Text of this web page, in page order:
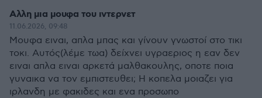
Αλλη μια μουφα του ιντερνετ
11.06.2026, 09:48
Μουφα ειναι, απλα μπας και γίνουν γνωστοί στο τικι
τοκι. Αυτός(λέμε τωα) δείχνει υγραεριος η εαν δεν
ειναι απλα ειναι αρκετά μαλθακουλης, οποτε ποια
γυναικα να τον εμπιστευθει; Η κοπελα μοιαζει για
ιρλανδη με φακιδες και ενα προσωπο